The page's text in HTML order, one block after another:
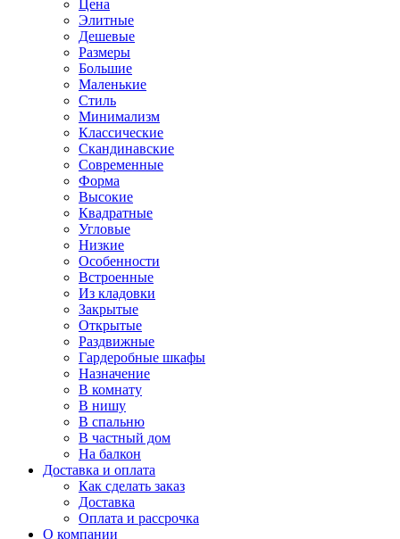
Цена
Элитные
Дешевые
Размеры
Большие
Маленькие
Стиль
Минимализм
Классические
Скандинавские
Современные
Форма
Высокие
Квадратные
Угловые
Низкие
Особенности
Встроенные
Из кладовки
Закрытые
Открытые
Раздвижные
Гардеробные шкафы
Назначение
В комнату
В нишу
В спальню
В частный дом
На балкон
Доставка и оплата
Как сделать заказ
Доставка
Оплата и рассрочка
О компании